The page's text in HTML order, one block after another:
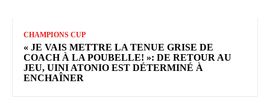
CHAMPIONS CUP
« JE VAIS METTRE LA TENUE GRISE DE
COACH À LA POUBELLE! »: DE RETOUR AU
JEU, UINI ATONIO EST DÉTERMINÉ À
ENCHAÎNER